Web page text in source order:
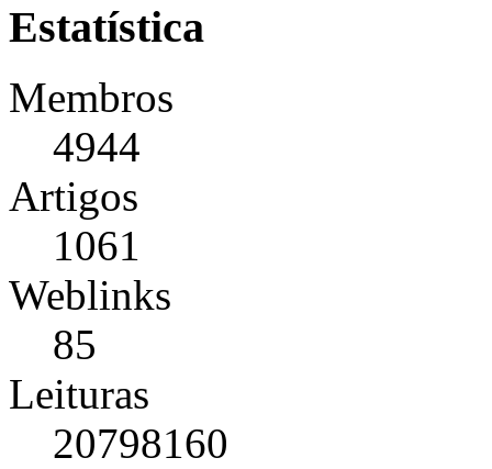
Estatística
Membros
4944
Artigos
1061
Weblinks
85
Leituras
20798160